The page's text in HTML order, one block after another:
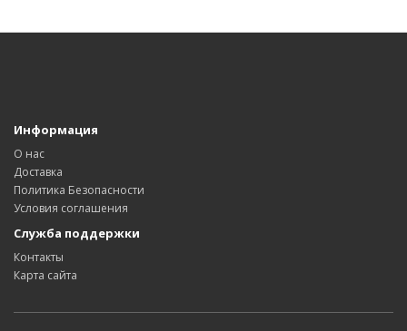
Информация
О нас
Доставка
Политика Безопасности
Условия соглашения
Служба поддержки
Контакты
Карта сайта